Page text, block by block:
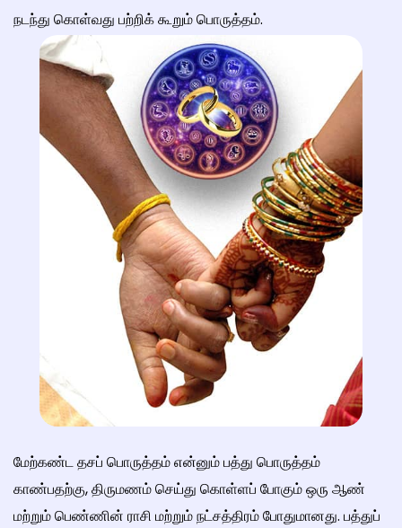
நடந்து கொள்வது பற்றிக் கூறும் பொருத்தம்.
மேற்கண்ட தசப் பொருத்தம் என்னும் பத்து பொருத்தம்
காண்பதற்கு, திருமணம் செய்து கொள்ளப் போகும் ஒரு ஆண்
மற்றும் பெண்ணின் ராசி மற்றும் நட்சத்திரம் போதுமானது. பத்துப்